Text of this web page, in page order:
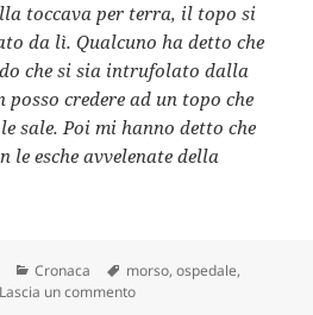
toccava per terra, il topo si
da lì. Qualcuno ha detto che
che si sia intrufolato dalla
credere ad un topo che
sale. Poi mi hanno detto che
le esche avvelenate della
Categorie
Cronaca Tag
morso,ospedale,
Lascia un commentosu “Ero su una barella,